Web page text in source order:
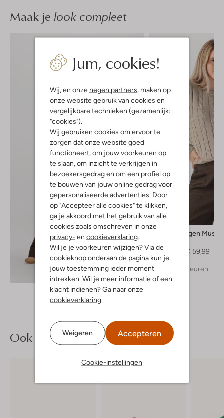
Jum, cookies!
Wij, en onze negen partners , maken op
onze website gebruik van cookies en
vergelijkbare technieken (gezamenlijk:
"cookies").
Wij gebruiken cookies om ervoor te
zorgen dat onze website goed
functioneert, om jouw voorkeuren op
te slaan, om inzicht te verkrijgen in
bezoekersgedrag en om een profiel op
te bouwen van jouw online gedrag voor
gepersonaliseerde advertenties. Door
op "Accepteer alle cookies" te klikken,
ga je akkoord met het gebruik van alle
cookies zoals omschreven in onze
privacy- en cookieverklaring
Wil je je voorkeuren wijzigen? Via de
cookieknop onderaan de pagina kun je
jouw toestemming ieder moment
intrekken. Wil je meer informatie of een
klacht indienen? Ga naar onze
cookieverklaring
Weigeren Accepteren
Cookie-instellingen
Maak je look compleet
Ontdek de look
-40%
Copenhagen Muse
€ 99,99
€ 59,99
+ meer kleuren
Ook iets voor jou?